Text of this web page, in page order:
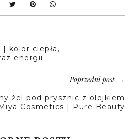
kolor ciepła,
energii.
Poprzedni post→
żel pod prysznic z olejkiem
Cosmetics | Pure Beauty